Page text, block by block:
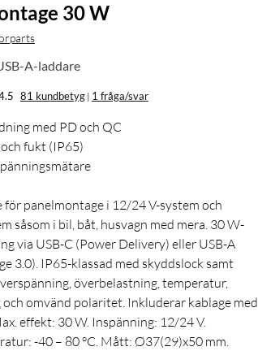
30 W
A-laddare
81 kundbetyg | 1 fråga/svar
med PD och QC
fukt (IP65)
för panelmontage i 12/24 V-system och
såsom i bil, båt, husvagn med mera. 30 W-
via USB-C (Power Delivery) eller USB-A
3.0). IP65-klassad med skyddslock samt
överbelastning, temperatur,
omvänd polaritet. Inkluderar kablage med
effekt: 30 W. Inspänning: 12/24 V.
-40 – 80 °C. Mått: Ø37(29)x50 mm.